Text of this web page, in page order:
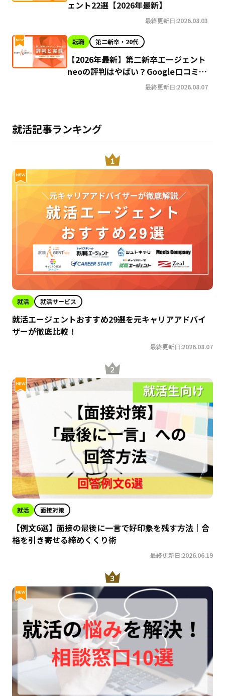
ェント22選【2026年最新】
最終更新日:2026.08.03
転職 第二新卒・20代
【2026年最新】第二新卒エージェント
neoの評判はやばい？Google口コミ高
評価の真実と利用の注意点を徹底解説
最終更新日:2026.08.07
就活記事ランキング
就活 就活サービス
就活エージェントおすすめ29選を元キャリアアドバイ
ザーが徹底比較！
最終更新日:2026.08.07
就活 面接対策
【例文6選】面接の最後に一言で好印象を残す方法｜合
格を引き寄せる締めくくり術
最終更新日:2026.06.19